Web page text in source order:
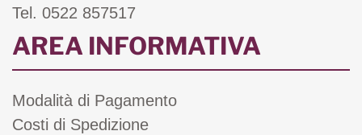
Tel. 0522 857517
AREA INFORMATIVA
Modalità di Pagamento
Costi di Spedizione